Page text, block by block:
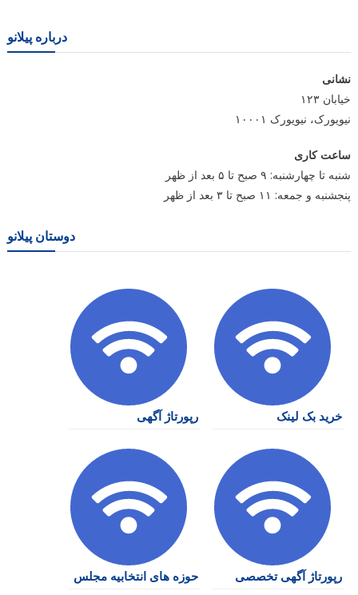
درباره پیلانو
نشانی
خیابان ۱۲۳
نیویورک، نیویورک ۱۰۰۰۱
ساعت کاری
شنبه تا چهارشنبه: ۹ صبح تا ۵ بعد از ظهر
پنجشنبه و جمعه: ۱۱ صبح تا ۳ بعد از ظهر
دوستان پیلانو
خرید بک لینک رپورتاژ آگهی
رپورتاژ آگهی تخصصی حوزه های انتخابیه مجلس